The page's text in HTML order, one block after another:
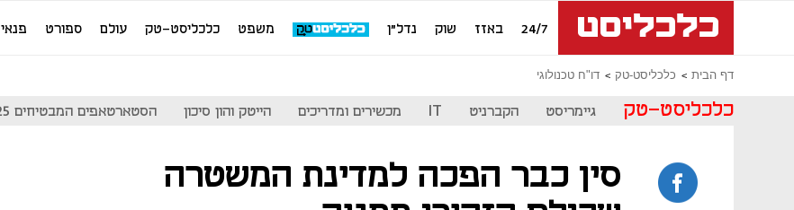
24/7 באזז שוק נדל"ן משפט כלכליסט-טק עולם ספורט פנאי
דף הבית כלכליסט-טק דו"ח טכנולוגי
כלכליסט-טק גיימריסט הקברניט IT מכשירים ומדריכים הייטק והון סיכון הסטארטאפים המבטיחים 25
סין כבר הפכה למדינת המשטרה